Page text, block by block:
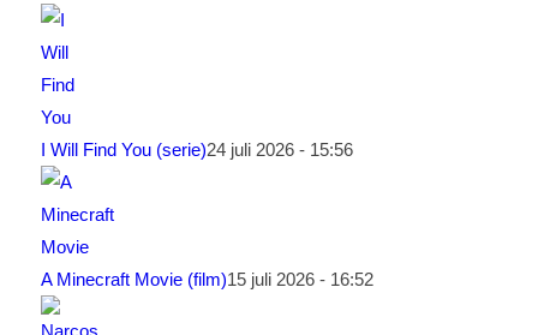
I Will Find You (serie)24 juli 2026 - 15:56
A Minecraft Movie (film)15 juli 2026 - 16:52